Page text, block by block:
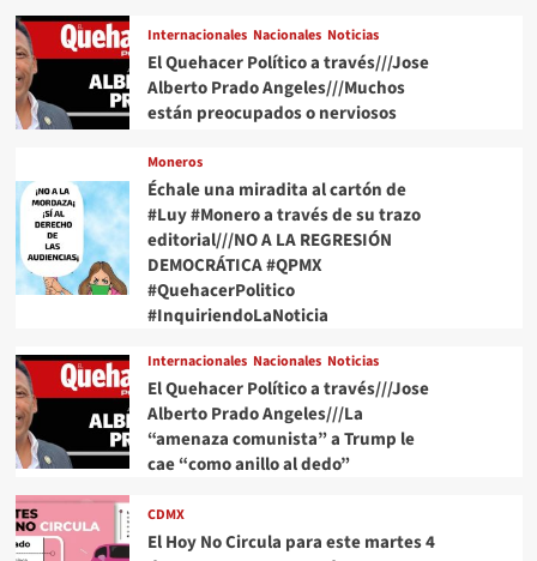
Internacionales Nacionales Noticias
El Quehacer Político a través///Jose
Alberto Prado Angeles///Muchos
están preocupados o nerviosos
Moneros
Échale una miradita al cartón de
#Luy #Monero a través de su trazo
editorial///NO A LA REGRESIÓN
DEMOCRÁTICA #QPMX
#QuehacerPolitico
#InquiriendoLaNoticia
Internacionales Nacionales Noticias
El Quehacer Político a través///Jose
Alberto Prado Angeles///La
“amenaza comunista” a Trump le
cae “como anillo al dedo”
CDMX
El Hoy No Circula para este martes 4